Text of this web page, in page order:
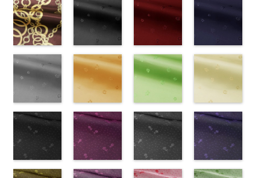
JEANNE、
LUNAMARY、
LUNAMARY
ラージサイ
Macolina、
NUDE、
pinkywolman
JEANNE、
LUNAMARY、
LUNAMARY
ラージサイ
Macolina、
NUDE、
pinkywolman
JEANNE、
LUNAMARY、
LUNAMARY
ラージサイ
Macolina、
NUDE、
pinkywolman
テル100％
DOLCELABY、
FairyRose
ステル100％
CHARALIST、
d.、
DOLCELABY、
JEANNE、
LUNAMARY、
LUNAMARY
ラージサイ
Macolina、
NUDE、
pinkywolman
55-b.jpg
KKP1092-55-
ブラウン
レオパード柄
100％
DOLCELABY
6000
93-c.jpg
KKP1092-93-
ベージュ
幾何学ドット
テル100％
DOLCELABY
93-d.jpg
KKP1092-93-
ピンク
100％
DOLCELABY
グレー
(KKP1092-
55-C/UN)
http://www.anys.co.jp/wp-
55-c.jpg
KKP1092-55-
グレー
オパード柄
100％
DOLCELABY
6000
ト柄ブラック
(KKP1092-
137-D/UN)
http://www.anys.co.jp/wp-
137-d.jpg
KKP1092-
137-D ブラッ
チェーン
リエステル
100％
DOLCELABY
6000
ト柄ホワイト
(KKP1092-
137-A/UN)
http://www.anys.co.jp/wp-
137-a.jpg
KKP1092-
ホワイ
チェーン
リエステル
100％
DOLCELABY
6000
ワイト
(KKP2090-
145-A/UN)
145-a.jpg
KKP2090-
ホワイ
チェーン
テル100％
DOLCELABY
6000
ラウン
(KKP21090-
145-B/UN)
http://www.anys.co.jp/wp-
145-b.jpg
KKP2090-
145-B
ブラウ
チェーン
(AK203-
55/LT)
http://www.anys.co.jp/wp-
content/uploads/2013/05/ak203-
AK203-55 ブ
ラック
花柄
キュプラ
100％
(AK203-
51/LT)
http://www.anys.co.jp/wp-
content/uploads/2013/05/ak203-
AK203-51 レ
ッド
花柄
キ
ュプラ100％
DOLCELABY、
(AK203-
50/LT)
http://
content/uploads/
AK203-50 ネ
イビー
キュプラ
100％
(AK203-
31/LT)
http://www.anys.co.jp/wp-
content/uploads/2013/05/ak203-
(AK203-
29/LT)
http://www.anys.co.jp/wp-
content/uploads/2013/05/ak203-
(AK203-
27/LT)
http://www.anys.co.jp/wp-
content/uploads/2013/05/ak203-
(AK203-
11/LT)
http://
content/uploads/